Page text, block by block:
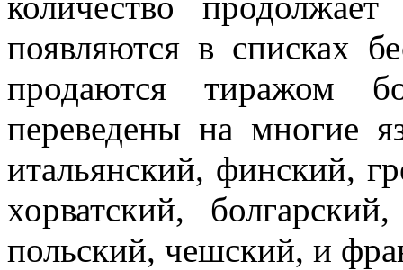
появляются в списках
продаются тиражом
переведены на многие
итальянский, финский,
хорватский,
польский, чешский, и